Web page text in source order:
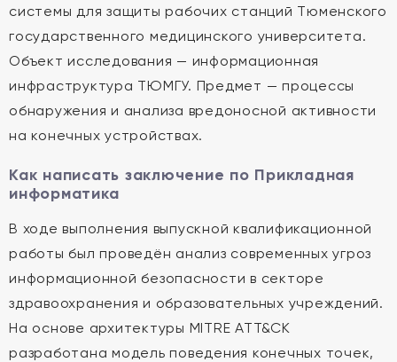
системы для защиты рабочих станций Тюменского
государственного медицинского университета.
Объект исследования — информационная
инфраструктура ТЮМГУ. Предмет — процессы
обнаружения и анализа вредоносной активности
на конечных устройствах.
Как написать заключение по Прикладная
информатика
В ходе выполнения выпускной квалификационной
работы был проведён анализ современных угроз
информационной безопасности в секторе
здравоохранения и образовательных учреждений.
На основе архитектуры MITRE ATT&CK
разработана модель поведения конечных точек,